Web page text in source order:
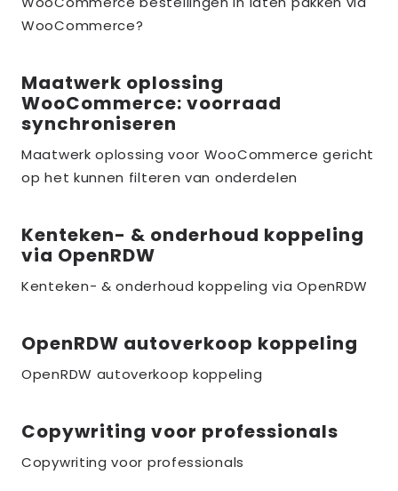
the_title;
WooCommerce?
Lees
meer
over
the_title;
Maatwerk oplossing
WooCommerce: voorraad
synchroniseren
Maatwerk oplossing voor WooCommerce gericht
op het kunnen filteren van onderdelen
Lees
meer
over
Kenteken- & onderhoud koppeling
via OpenRDW
Kenteken- & onderhoud koppeling via OpenRDW
Lees
meer
OpenRDW autoverkoop koppeling
OpenRDW autoverkoop koppeling
Lees
meer
Copywriting voor professionals
Copywriting voor professionals